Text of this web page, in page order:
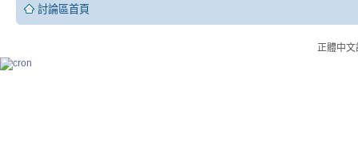
討論區首頁
正體中